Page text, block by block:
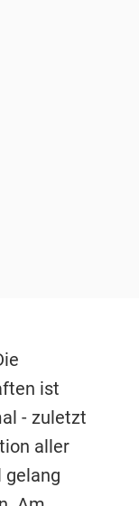
ist
- zuletzt
aller
gelang